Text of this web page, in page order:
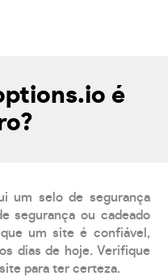
é
um selo de segurança
segurança ou cadeado
um site é confiável,
dias de hoje. Verifique
para ter certeza.